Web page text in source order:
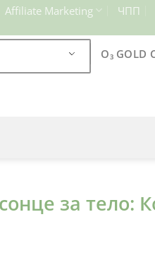
Affiliate Marketing ЧПП
O₃ GOLD
за тело: